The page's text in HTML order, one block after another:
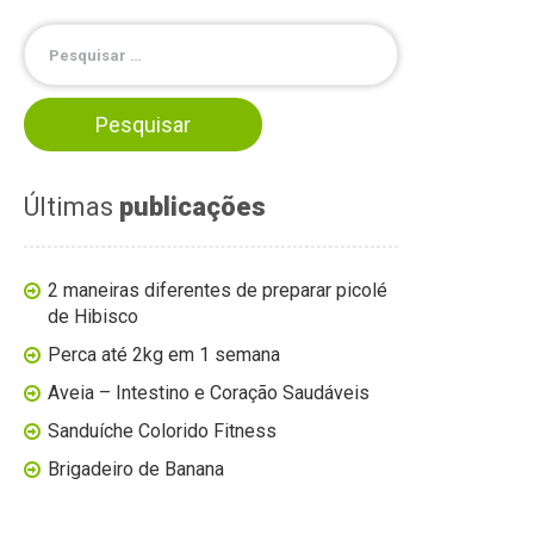
Últimas publicações
2 maneiras diferentes de preparar picolé
de Hibisco
Perca até 2kg em 1 semana
Aveia – Intestino e Coração Saudáveis
Sanduíche Colorido Fitness
Brigadeiro de Banana